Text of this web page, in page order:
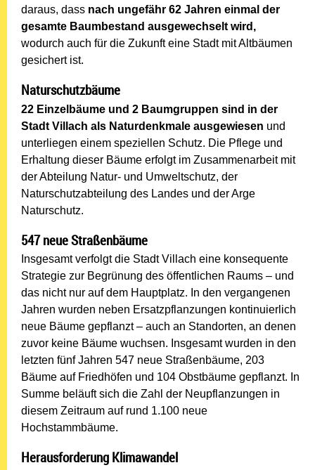
daraus, dass nach ungefähr 62 Jahren einmal der
gesamte Baumbestand ausgewechselt wird,
wodurch auch für die Zukunft eine Stadt mit Altbäumen
gesichert ist.
Naturschutzbäume
22 Einzelbäume und 2 Baumgruppen sind in der
Stadt Villach als Naturdenkmale ausgewiesen und
unterliegen einem speziellen Schutz. Die Pflege und
Erhaltung dieser Bäume erfolgt im Zusammenarbeit mit
der Abteilung Natur- und Umweltschutz, der
Naturschutzabteilung des Landes und der Arge
Naturschutz.
547 neue Straßenbäume
Insgesamt verfolgt die Stadt Villach eine konsequente
Strategie zur Begrünung des öffentlichen Raums – und
das nicht nur auf dem Hauptplatz. In den vergangenen
Jahren wurden neben Ersatzpflanzungen kontinuierlich
neue Bäume gepflanzt – auch an Standorten, an denen
zuvor keine Bäume wuchsen. Insgesamt wurden in den
letzten fünf Jahren 547 neue Straßenbäume, 203
Bäume auf Friedhöfen und 104 Obstbäume gepflanzt. In
Summe beläuft sich die Zahl der Neupflanzungen in
diesem Zeitraum auf rund 1.100 neue
Hochstammbäume.
Herausforderung Klimawandel